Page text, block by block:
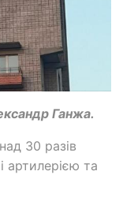
Ганжа.
30 разів
артилерією та